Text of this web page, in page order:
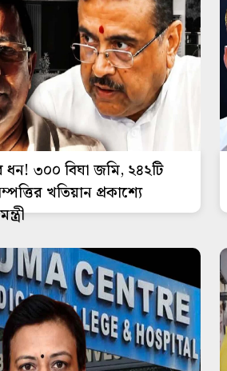
৩০০ বিঘা জমি, ২৪২টি
খতিয়ান প্রকাশ্যে